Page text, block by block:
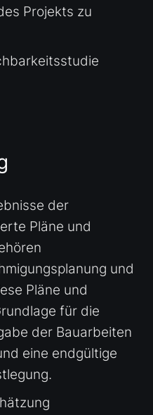
Projekts zu
der
Pläne und
und
Pläne und
für die
der Bauarbeiten
eine endgültige